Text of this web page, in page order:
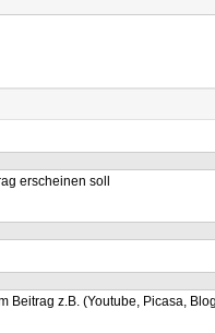
erscheinen soll
Beitrag z.B. (Youtube, Picasa,